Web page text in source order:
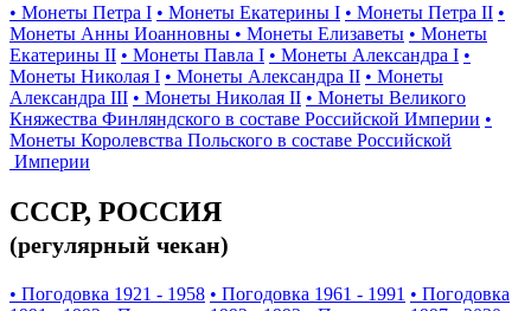
• Монеты Петра I • Монеты Екатерины I • Монеты Петра II •
Монеты Анны Иоанновны • Монеты Елизаветы • Монеты
Екатерины II • Монеты Павла I • Монеты Александра I •
Монеты Николая I • Монеты Александра II • Монеты
Александра III • Монеты Николая II • Монеты Великого
Княжества Финляндского в составе Российской Империи •
Монеты Королевства Польского в составе Российской
Империи
СССР, РОССИЯ
(регулярный чекан)
• Погодовка 1921 - 1958 • Погодовка 1961 - 1991 • Погодовка